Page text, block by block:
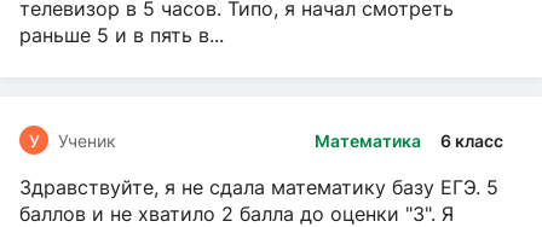
телевизор в 5 часов. Типо, я начал смотреть
раньше 5 и в пять в...
Математика 6 класс
У Ученик
Здравствуйте, я не сдала математику базу ЕГЭ. 5
баллов и не хватило 2 балла до оценки "3". Я